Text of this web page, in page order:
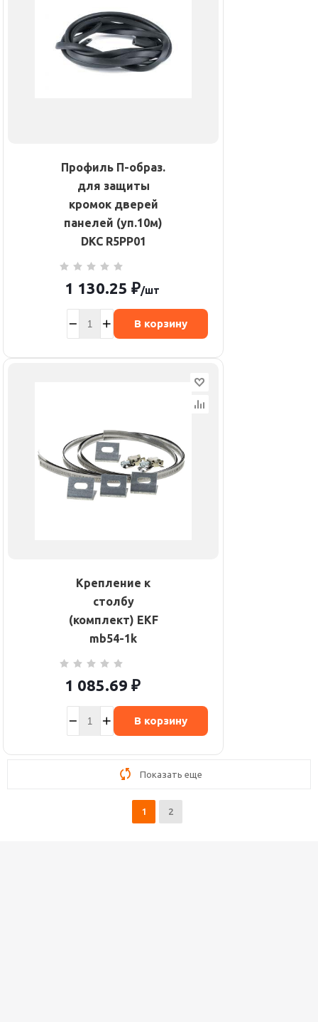
Профиль П-образ.
для защиты
кромок дверей
панелей (уп.10м)
DKC R5PP01
1 130.25 ₽/шт
В корзину
Крепление к
столбу
(комплект) EKF
mb54-1k
1 085.69 ₽
В корзину
Показать еще
1 2